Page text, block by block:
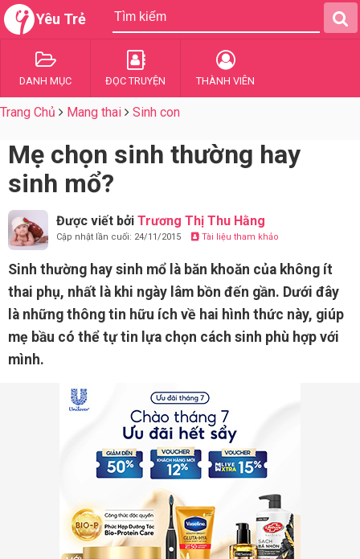
Yêu Trẻ
DANH MỤC ĐỌC TRUYỆN THÀNH VIÊN
Trang Chủ Mang thai Sinh con
Mẹ chọn sinh thường hay
sinh mổ?
Được viết bởi Trương Thị Thu Hằng
Cập nhật lần cuối: 24/11/2015 Tài liệu tham khảo
Sinh thường hay sinh mổ là băn khoăn của không ít
thai phụ, nhất là khi ngày lâm bồn đến gần. Dưới đây
là những thông tin hữu ích về hai hình thức này, giúp
mẹ bầu có thể tự tin lựa chọn cách sinh phù hợp với
mình.